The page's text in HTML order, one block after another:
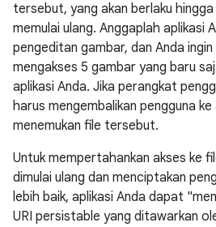
tersebut, yang akan berlaku
memulai ulang. Anggaplah aplikasi
pengeditan gambar, dan Anda
mengakses 5 gambar yang baru
aplikasi Anda. Jika perangkat
harus mengembalikan pengguna
menemukan file tersebut.
Untuk mempertahankan akses ke
dimulai ulang dan menciptakan
lebih baik, aplikasi Anda dapat
URI persistable yang ditawarkan